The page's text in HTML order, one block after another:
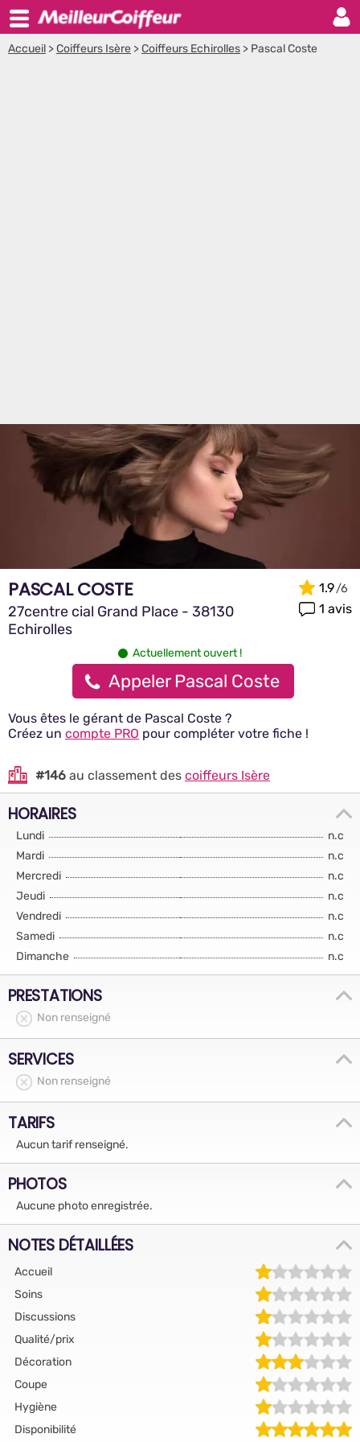
Accueil >Coiffeurs Isère >Coiffeurs Echirolles > Pascal Coste
PASCAL COSTE
27centre cial Grand Place - 38130
Echirolles
1.9
1 avis
Actuellement ouvert !
Appeler Pascal Coste
Vous êtes le gérant de Pascal Coste ?
Créez un compte PRO pour compléter votre fiche !
#146 au classement des coiffeurs Isère
HORAIRES
Lundi
n.c
Mardi
n.c
Mercredi
n.c
Jeudi
n.c
Vendredi
n.c
Samedi
n.c
Dimanche
n.c
PRESTATIONS
Non renseigné
SERVICES
Non renseigné
TARIFS
Aucun tarif renseigné.
PHOTOS
Aucune photo enregistrée.
NOTES DÉTAILLÉES
Accueil
Soins
Discussions
Qualité/prix
Décoration
Coupe
Hygiène
Disponibilité